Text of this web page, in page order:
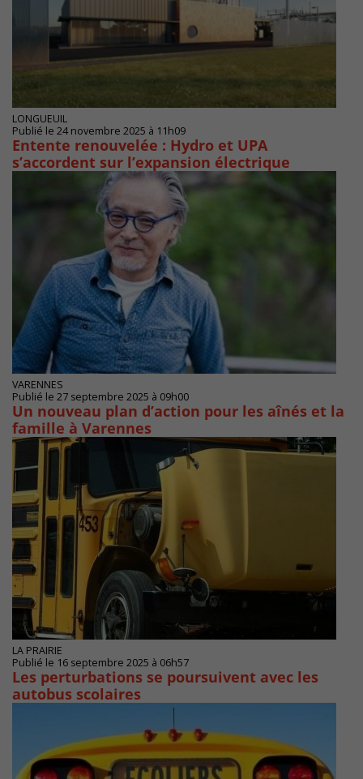
LONGUEUIL
Publié le 24 novembre 2025 à 11h09
Entente renouvelée : Hydro et UPA
s’accordent sur l’expansion électrique
VARENNES
Publié le 27 septembre 2025 à 09h00
Un nouveau plan d’action pour les aînés et la
famille à Varennes
LA PRAIRIE
Publié le 16 septembre 2025 à 06h57
Les perturbations se poursuivent avec les
autobus scolaires